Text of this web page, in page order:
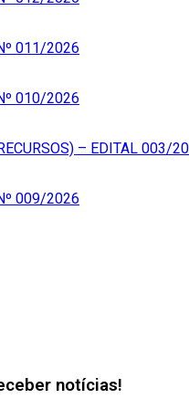
011/2026
010/2026
– EDITAL 003/
009/2026
notícias!